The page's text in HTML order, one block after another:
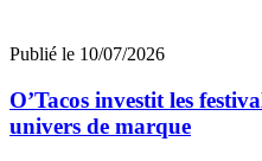
Publié le 10/07/2026
O’Tacos investit les
univers de marque